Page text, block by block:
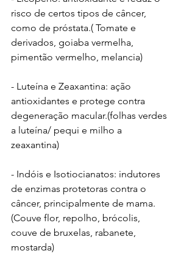
risco de certos tipos de câncer,
como de próstata.( Tomate e
derivados, goiaba vermelha,
pimentão vermelho, melancia)
- Luteína e Zeaxantina: ação
antioxidantes e protege contra
degeneração macular.(folhas verdes
a luteína/ pequi e milho a
zeaxantina)
- Indóis e Isotiocianatos: indutores
de enzimas protetoras contra o
câncer, principalmente de mama.
(Couve flor, repolho, brócolis,
couve de bruxelas, rabanete,
mostarda)